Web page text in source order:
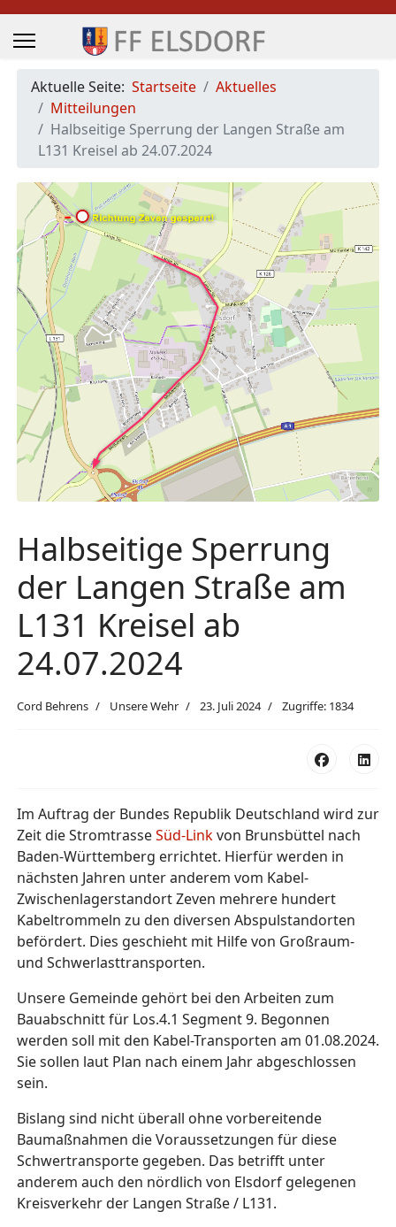
Aktuelle Seite: Startseite
Aktuelles
Mitteilungen
Halbseitige Sperrung der Langen Straße am
L131 Kreisel ab 24.07.2024
Halbseitige Sperrung
der Langen Straße am
L131 Kreisel ab
24.07.2024
Cord Behrens Unsere Wehr 23. Juli 2024 Zugriffe: 1834
Im Auftrag der Bundes Republik Deutschland wird zur
Zeit die StromtrasseSüd-Linkvon Brunsbüttel nach
Baden-Württemberg errichtet. Hierfür werden in
nächsten Jahren unter anderem vom Kabel-
Zwischenlagerstandort Zeven mehrere hundert
Kabeltrommeln zu den diversen Abspulstandorten
befördert. Dies geschieht mit Hilfe von Großraum-
und Schwerlasttransporten.
Unsere Gemeinde gehört bei den Arbeiten zum
Bauabschnitt für Los.4.1 Segment 9. Begonnen
werden soll mit den Kabel-Transporten am 01.08.2024.
Sie sollen laut Plan nach einem Jahr abgeschlossen
sein.
Bislang sind nicht überall ohne vorbereitende
Baumaßnahmen die Voraussetzungen für diese
Schwertransporte gegeben. Das betrifft unter
anderem auch den nördlich von Elsdorf gelegenen
Kreisverkehr der Langen Straße / L131.